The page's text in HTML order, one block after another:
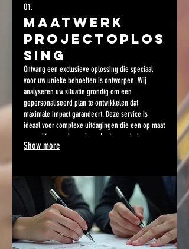
01.
Maatwerk
Projectoplos
sing
Ontvang een exclusieve oplossing die speciaal
voor uw unieke behoeften is ontworpen. Wij
analyseren uw situatie grondig om een
gepersonaliseerd plan te ontwikkelen dat
maximale impact garandeert. Deze service is
ideaal voor complexe uitdagingen die een op maat
gemaakte aanpak vereisen. Laat ons u helpen uw
doelen te bereiken met een oplossing die perfect
Show more